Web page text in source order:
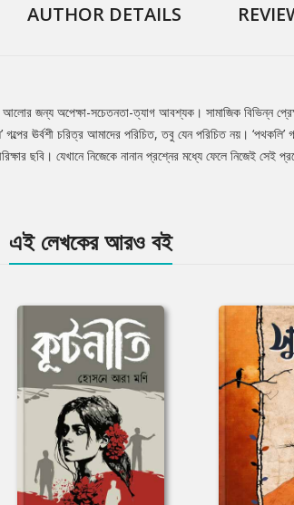
AUTHOR DETAILS
জন্য অপেক্ষা-সচেতনতা-ত্যাগ আবশ্যক। সামাজিক বিভিন্ন
ঊর্বশী চরিত্র আমাদের পরিচিত, তবু যেন পরিচিত নয়। ‘পথকলি’
ছবি। যেখানে নিজেকে নানান প্রশ্নের মধ্যে ফেলে নিজেই
এই লেখকের আরও বই